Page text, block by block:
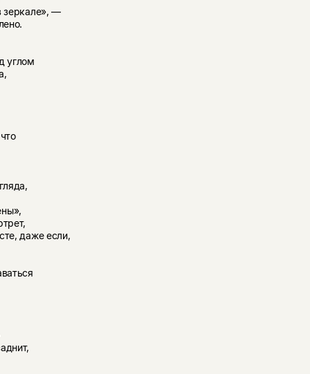
зеркале», —
углом
даже если,